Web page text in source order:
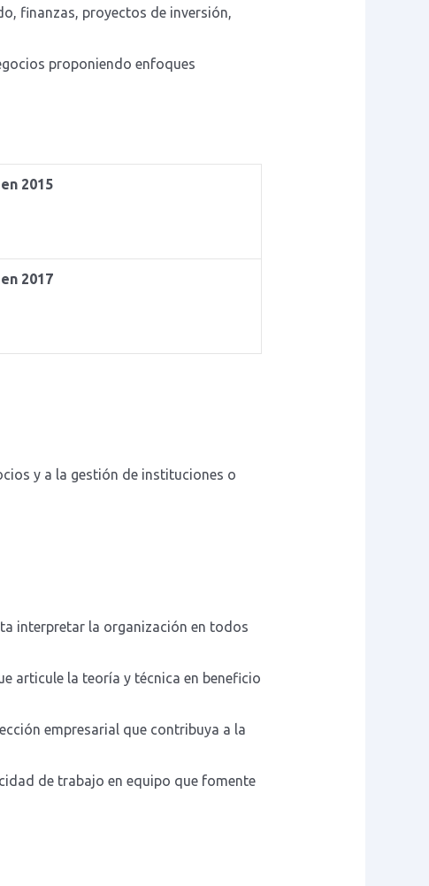
finanzas, proyectos de inversión,
proponiendo enfoques
2015
2017
y a la gestión de instituciones o
interpretar la organización en todos
articule la teoría y técnica en beneficio
empresarial que contribuya a la
de trabajo en equipo que fomente